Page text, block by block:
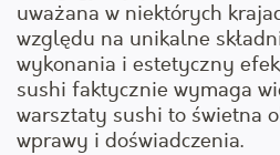
uważana w niektórych
względu na unikalne
wykonania i estetyczny
sushi faktycznie wymaga
warsztaty sushi to świetna
wprawy i doświadczenia.